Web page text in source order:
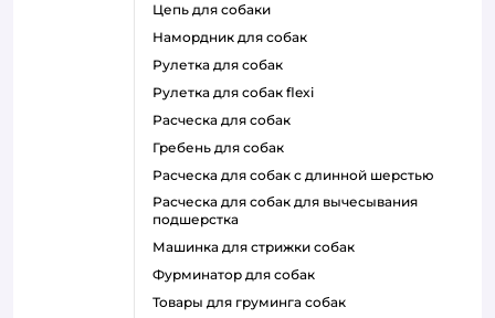
цепь для собаки
намордник для собак
рулетка для собак
рулетка для собак flexi
расческа для собак
гребень для собак
расческа для собак с длинной шерстью
расческа для собак для вычесывания
подшерстка
машинка для стрижки собак
фурминатор для собак
товары для груминга собак